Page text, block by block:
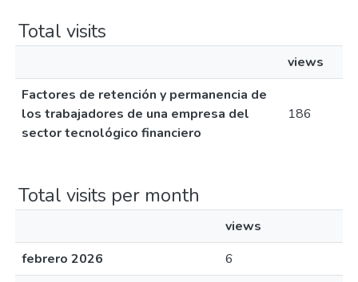
Total visits
views
Factores de retención y permanencia de
los trabajadores de una empresa del
sector tecnológico financiero
186
Total visits per month
views
febrero 2026
6